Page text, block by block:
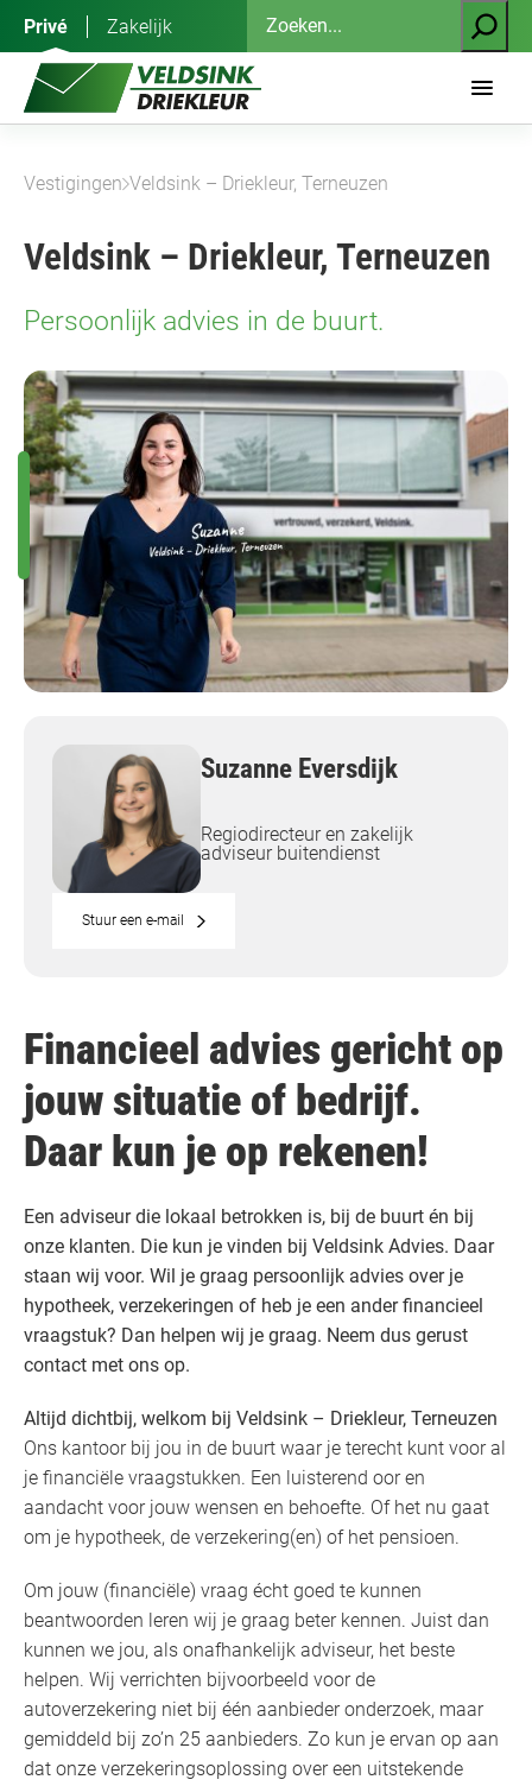
inhoud
Privé Zakelijk
Zoeken
Vestigingen Veldsink – Driekleur, Terneuzen
Veldsink – Driekleur, Terneuzen
Persoonlijk advies in de buurt.
Suzanne Eversdijk
Regiodirecteur en zakelijk
adviseur buitendienst
Stuur een e-mail
Financieel advies gericht op
jouw situatie of bedrijf.
Daar kun je op rekenen!
Een adviseur die lokaal betrokken is, bij de buurt én bij
onze klanten. Die kun je vinden bij Veldsink Advies. Daar
staan wij voor. Wil je graag persoonlijk advies over je
hypotheek, verzekeringen of heb je een ander financieel
vraagstuk? Dan helpen wij je graag. Neem dus gerust
contact met ons op.
Altijd dichtbij, welkom bij Veldsink – Driekleur, Terneuzen
Ons kantoor bij jou in de buurt waar je terecht kunt voor al
je financiële vraagstukken. Een luisterend oor en
aandacht voor jouw wensen en behoefte. Of het nu gaat
om je hypotheek, de verzekering(en) of het pensioen.
Om jouw (financiële) vraag écht goed te kunnen
beantwoorden leren wij je graag beter kennen. Juist dan
kunnen we jou, als onafhankelijk adviseur, het beste
helpen. Wij verrichten bijvoorbeeld voor de
autoverzekering niet bij één aanbieder onderzoek, maar
gemiddeld bij zo’n 25 aanbieders. Zo kun je ervan op aan
dat onze verzekeringsoplossing over een uitstekende